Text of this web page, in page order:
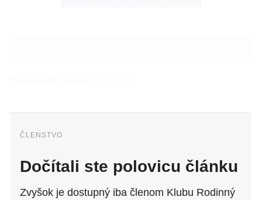
ČLENSTVO
Dočítali ste polovicu článku
Zvyšok je dostupný iba členom Klubu Rodinný